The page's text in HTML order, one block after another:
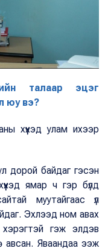
талаар эцэг
юу вэ?
хүүхэд улам ихээр
дорой байдаг гэсэн
ямар ч гэр бүлд
муутайгаас үл
Эхлээд ном авах
гэж элдэв
Яваандаа ээж